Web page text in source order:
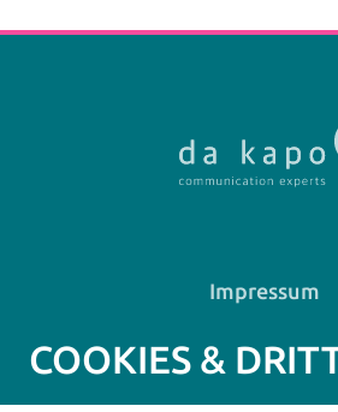
Impressum
COOKIES &